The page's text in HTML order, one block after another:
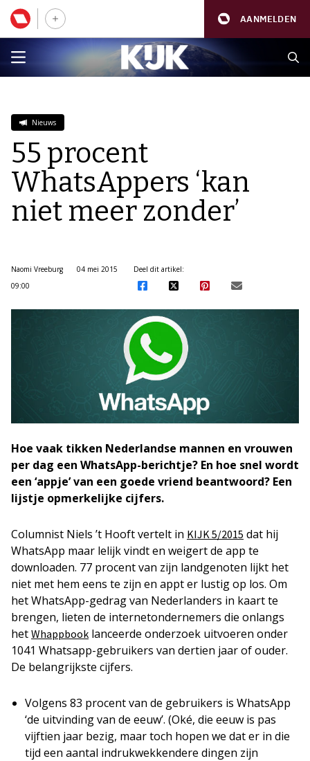
AANMELDEN
Nieuws
55 procent
WhatsAppers ‘kan
niet meer zonder’
Naomi Vreeburg
04 mei 2015
09:00
Deel dit artikel:
Hoe vaak tikken Nederlandse mannen en vrouwen
per dag een WhatsApp-berichtje? En hoe snel wordt
een ‘appje’ van een goede vriend beantwoord? Een
lijstje opmerkelijke cijfers.
Columnist Niels ’t Hooft vertelt in KIJK 5/2015 dat hij
WhatsApp maar lelijk vindt en weigert de app te
downloaden. 77 procent van zijn landgenoten lijkt het
niet met hem eens te zijn en appt er lustig op los. Om
het WhatsApp-gedrag van Nederlanders in kaart te
brengen, lieten de internetondernemers die onlangs
het Whappbook lanceerde onderzoek uitvoeren onder
1041 Whatsapp-gebruikers van dertien jaar of ouder.
De belangrijkste cijfers.
Volgens 83 procent van de gebruikers is WhatsApp
‘de uitvinding van de eeuw’. (Oké, die eeuw is pas
vijftien jaar bezig, maar toch hopen we dat er in die
tijd een aantal indrukwekkendere dingen zijn